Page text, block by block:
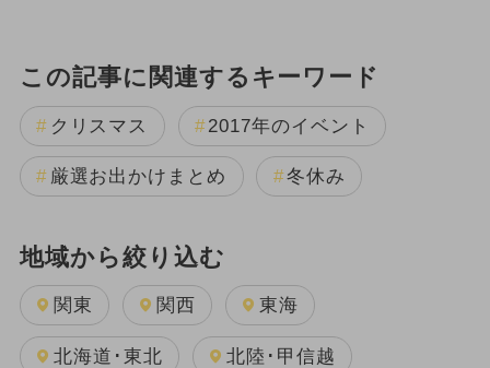
この記事に関連するキーワード
クリスマス 2017年のイベント
厳選お出かけまとめ 冬休み
地域から絞り込む
関東 関西 東海
北海道･東北 北陸･甲信越